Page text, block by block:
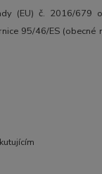
(EU) č. 2016/
95/46/ES (obecné